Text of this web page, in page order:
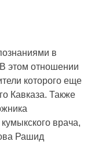
в
этом отношении
которого еще
Кавказа. Также
врача,
Рашид